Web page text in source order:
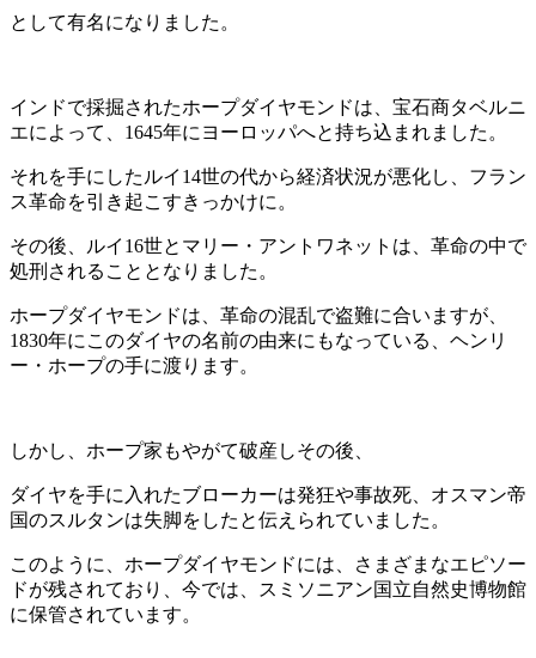
として有名になりました。
インドで採掘されたホープダイヤモンドは、宝石商タベルニ
エによって、1645年にヨーロッパへと持ち込まれました。
それを手にしたルイ14世の代から経済状況が悪化し、フラン
ス革命を引き起こすきっかけに。
その後、ルイ16世とマリー・アントワネットは、革命の中で
処刑されることとなりました。
ホープダイヤモンドは、革命の混乱で盗難に合いますが、
1830年にこのダイヤの名前の由来にもなっている、ヘンリ
ー・ホープの手に渡ります。
しかし、ホープ家もやがて破産しその後、
ダイヤを手に入れたブローカーは発狂や事故死、オスマン帝
国のスルタンは失脚をしたと伝えられていました。
このように、ホープダイヤモンドには、さまざまなエピソー
ドが残されており、今では、スミソニアン国立自然史博物館
に保管されています。